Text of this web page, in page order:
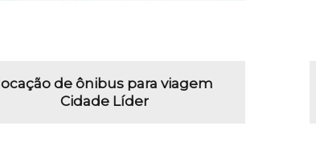
locação de ônibus para viagem
Cidade Líder